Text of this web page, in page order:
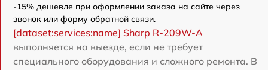
-15% дешевле при оформлении заказа на сайте через
звонок или форму обратной связи.
[dataset:services:name] Sharp R-209W-A
выполняется на выезде, если не требует
специального оборудования и сложного ремонта. В